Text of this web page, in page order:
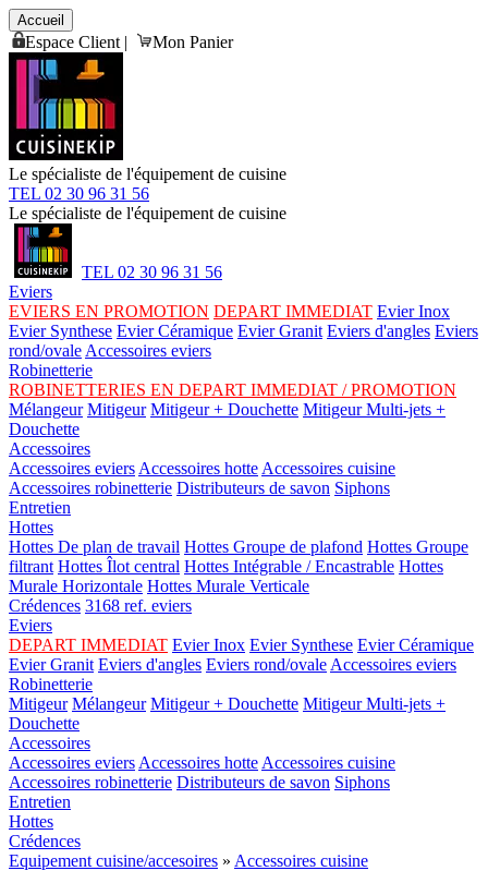
Accueil
Espace Client | Mon Panier
Le spécialiste de l'équipement de cuisine
TEL 02 30 96 31 56
Le spécialiste de l'équipement de cuisine
TEL 02 30 96 31 56
Eviers
EVIERS EN PROMOTION DEPART IMMEDIAT Evier Inox
Evier Synthese Evier Céramique Evier Granit Eviers d'angles Eviers
rond/ovale Accessoires eviers
Robinetterie
ROBINETTERIES EN DEPART IMMEDIAT / PROMOTION
Mélangeur Mitigeur Mitigeur + Douchette Mitigeur Multi-jets +
Douchette
Accessoires
Accessoires eviers Accessoires hotte Accessoires cuisine
Accessoires robinetterie Distributeurs de savon Siphons
Entretien
Hottes
Hottes De plan de travail Hottes Groupe de plafond Hottes Groupe
filtrant Hottes Îlot central Hottes Intégrable / Encastrable Hottes
Murale Horizontale Hottes Murale Verticale
Crédences 3168 ref. eviers
Eviers
DEPART IMMEDIAT Evier Inox Evier Synthese Evier Céramique
Evier Granit Eviers d'angles Eviers rond/ovale Accessoires eviers
Robinetterie
Mitigeur Mélangeur Mitigeur + Douchette Mitigeur Multi-jets +
Douchette
Accessoires
Accessoires eviers Accessoires hotte Accessoires cuisine
Accessoires robinetterie Distributeurs de savon Siphons
Entretien
Hottes
Crédences
Equipement cuisine/accesoires » Accessoires cuisine